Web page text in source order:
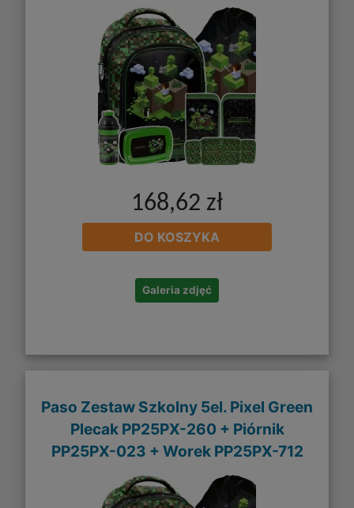
168,62 zł
DO KOSZYKA
Galeria zdjęć
Paso Zestaw Szkolny 5el. Pixel Green
Plecak PP25PX-260 + Piórnik
PP25PX-023 + Worek PP25PX-712